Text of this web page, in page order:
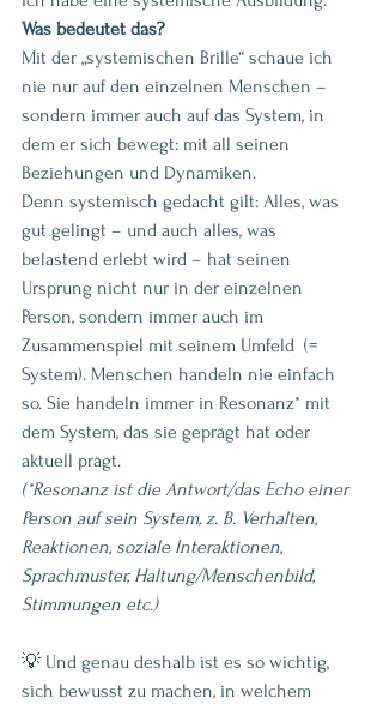
Was bedeutet das?
Mit der „systemischen Brille“ schaue ich
nie nur auf den einzelnen Menschen –
sondern immer auch auf das System, in
dem er sich bewegt: mit all seinen
Beziehungen und Dynamiken.
Denn systemisch gedacht gilt: Alles, was
gut gelingt – und auch alles, was
belastend erlebt wird – hat seinen
Ursprung nicht nur in der einzelnen
Person, sondern immer auch im
Zusammenspiel mit seinem Umfeld  (=
System). Menschen handeln nie einfach
so. Sie handeln immer in Resonanz* mit
dem System, das sie geprägt hat oder
aktuell prägt.
(*Resonanz ist die Antwort/das Echo einer
Person auf sein System, z. B. Verhalten,
Reaktionen, soziale Interaktionen,
Sprachmuster, Haltung/Menschenbild,
Stimmungen etc.)
💡 Und genau deshalb ist es so wichtig,
sich bewusst zu machen, in welchem